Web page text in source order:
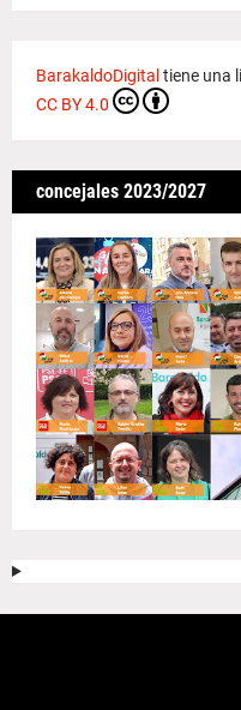
BarakaldoDigital tiene una
CC BY 4.0
concejales 2023/2027